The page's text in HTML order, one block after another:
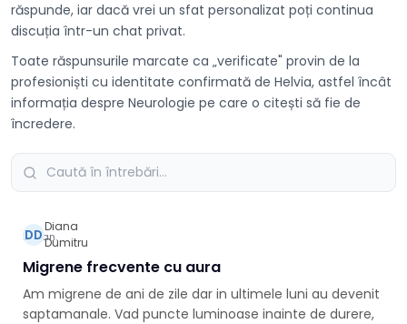
răspunde, iar dacă vrei un sfat personalizat poți continua
discuția într-un chat privat.
Toate răspunsurile marcate ca „verificate" provin de la
profesioniști cu identitate confirmată de Helvia, astfel încât
informația despre Neurologie pe care o citești să fie de
încredere.
DDDiana
Dumitru
20 ian.
Migrene frecvente cu aura
Am migrene de ani de zile dar in ultimele luni au devenit
saptamanale. Vad puncte luminoase inainte de durere,